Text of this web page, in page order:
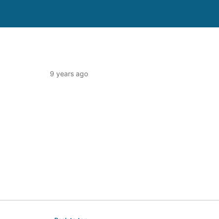
9 years ago